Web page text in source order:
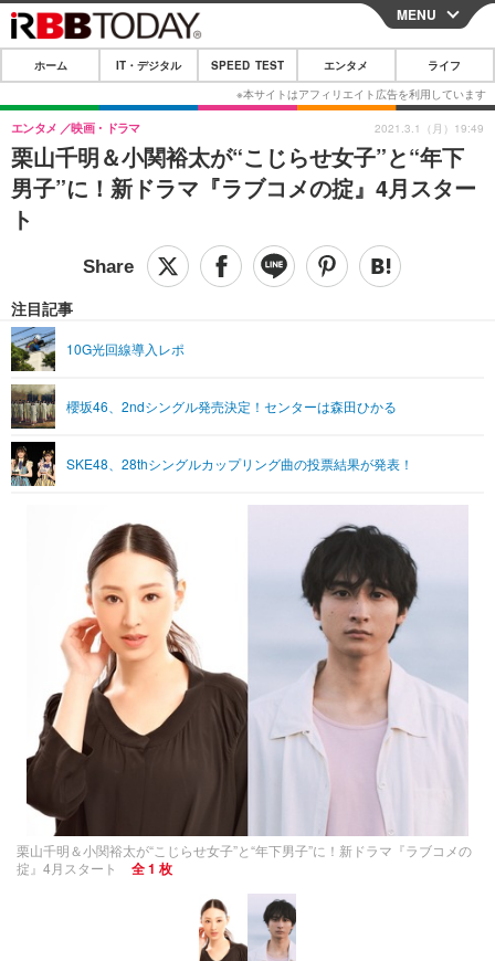
CLOSE
ホーム
IT・デジタル
IT・デジタルTOP スマートフォン
ショッピング その他
SPEED TEST
エンタメTOP 映画・ドラマ
音楽
ペット
リリース一覧
プッシュ通知の停止方法
MENU
ホーム IT・デジタル SPEED TEST エンタメ ライフ
栗山千明＆小関裕太が“こじらせ女子”と“年下
男子”に！新ドラマ『ラブコメの掟』4月スター
ト
エンタメ 映画・ドラマ
注目記事
10G光回線導入レポ
櫻坂46、2ndシングル発売決定！センターは森田ひかる
SKE48、28thシングルカップリング曲の投票結果が発表！
2021.3.1（月）19:49
栗山千明＆小関裕太が“こじらせ女子”と“年下男子”に！新ドラマ『ラブコメの
掟』4月スタート
全 1 枚